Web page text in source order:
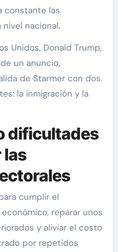
constante las
nacional.
Unidos, Donald Trump,
un anuncio,
de Starmer con dos
la inmigración y la
dificultades
las
cumplir el
reparar unos
y aliviar el costo
por repetidos